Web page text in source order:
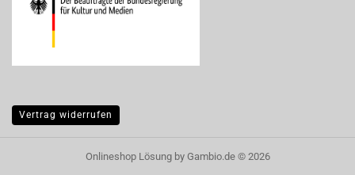
Vertrag widerrufen
Onlineshop Lösungby Gambio.de © 2026